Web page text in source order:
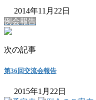
2014年11月22日
例会報告
次の記事
第36回交流会報告
2015年1月22日